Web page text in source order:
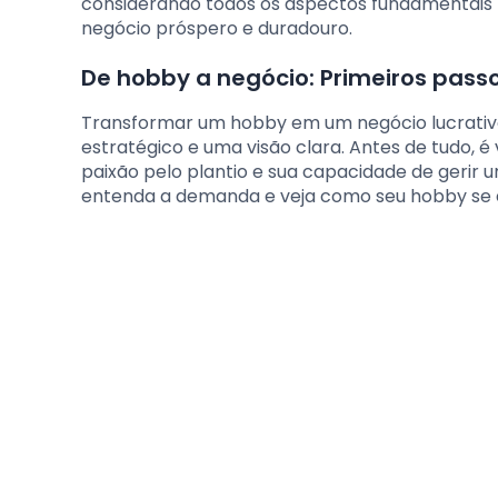
negócio próspero e duradouro.
De hobby a negócio: Primeiros
Transformar um hobby em um negócio
estratégico e uma visão clara. Antes de tudo,
paixão pelo plantio e sua capacidade de gerir
entenda a demanda e veja como seu hobby